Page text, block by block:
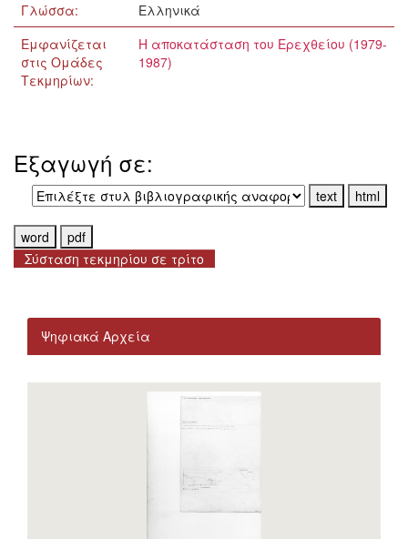
Γλώσσα:
Ελληνικά
Εμφανίζεται
στις Ομάδες
Τεκμηρίων:
Η αποκατάσταση του Ερεχθείου (1979-
1987)
Εξαγωγή σε:
Σύσταση τεκμηρίου σε τρίτο
Ψηφιακά Αρχεία